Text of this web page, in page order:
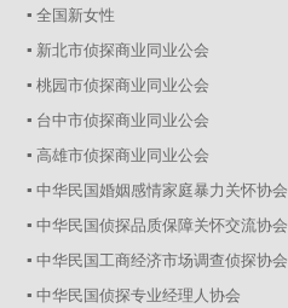
▪ 全国新女性
▪ 新北市侦探商业同业公会
▪ 桃园市侦探商业同业公会
▪ 台中市侦探商业同业公会
▪ 高雄市侦探商业同业公会
▪ 中华民国婚姻感情家庭暴力关怀协会
▪ 中华民国侦探品质保障关怀交流协会
▪ 中华民国工商经济市场调查侦探协会
▪ 中华民国侦探专业经理人协会